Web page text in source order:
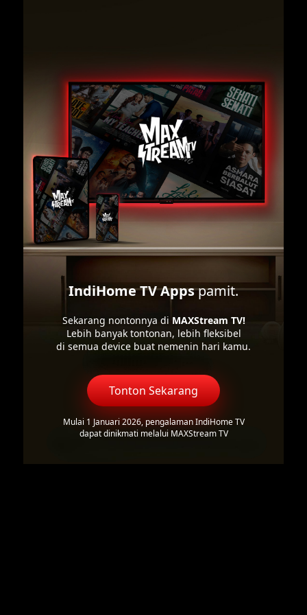
IndiHome TV Appspamit.
Sekarang nontonnya di MAXStream TV!
Lebih banyak tontonan, lebih fleksibel
di semua device buat nemenin hari kamu.
Tonton Sekarang
Mulai 1 Januari 2026, pengalaman IndiHome TV
dapat dinikmati melalui MAXStream TV